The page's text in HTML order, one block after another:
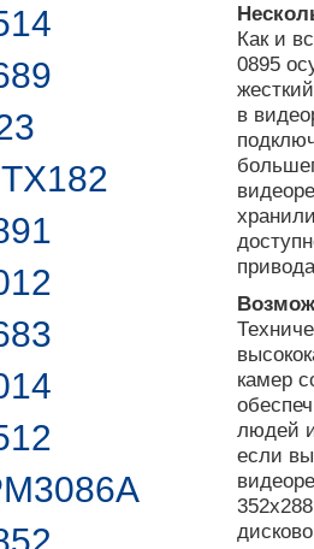
Как и
0895
в
камер
людей
если